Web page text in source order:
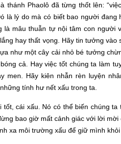
thánh Phaolô đã từng thốt lên:
là lý do mà có biết bao người
là mâu thuẫn tự nội tâm con người
hay thất vọng. Hãy tin tưởng
như một cây cải nhỏ bé tưởng
cả. Hay việc tốt chúng ta làm
men. Hãy kiên nhẫn rèn luyện
tính hư nết xấu trong ta.
cái xấu. Nó có thể biến chúng
bao giờ mất cảnh giác với lời
xa môi trường xấu để giữ mình